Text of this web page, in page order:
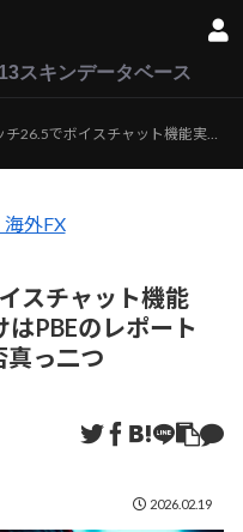
スキンデータベース
ャット機能実装か？ 発見のきっかけはPBEのレポート機能 – 海外コミュは賛否真っ二つ
海外FX
スチャット機能
PBEのレポート
真っ二つ
2026.02.19